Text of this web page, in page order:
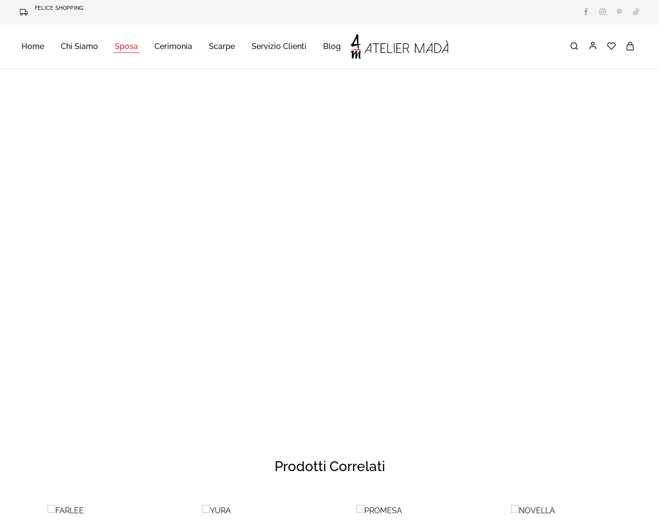
FELICE SHOPPING
Home Chi Siamo Sposa Cerimonia Scarpe Servizio Clienti Blog
Atelier
Madà
Abiti
da
Prodotti Correlati